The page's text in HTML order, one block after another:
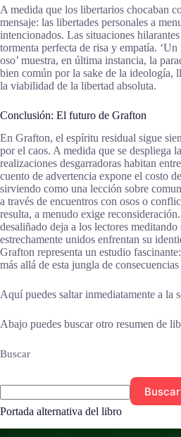
A medida que los libertarios chocaban
mensaje: las libertades personales a
intencionados. Las situaciones
tormenta perfecta de risa y empatía.
oso’ muestra, en última instancia, la
bien común por la sake de la ideología,
la viabilidad de la libertad absoluta.
Conclusión: El futuro de Grafton
En Grafton, el espíritu residual sigue
por el caos. A medida que se despliega
realizaciones desgarradoras habitan
cuento de advertencia expone el costo
sirviendo como una lección sobre
a través de encuentros con osos o
resulta, a menudo exige
desaliñado deja a los lectores
estrechamente unidos enfrentan su
Grafton representa un estudio
más allá de esta jungla de
Aquí puedes saltar inmediatamente a la
Abajo puedes buscar otro resumen de
Buscar
Buscar
Portada alternativa del libro